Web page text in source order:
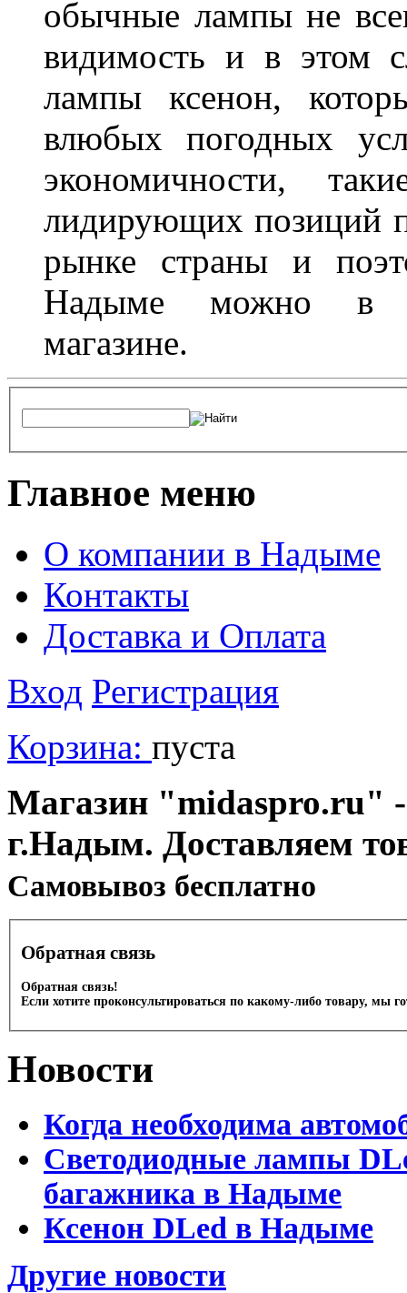
обычные лампы не
видимость и в этом
лампы ксенон,
влюбых погодных
экономичности,
лидирующих позиций
рынке страны и
Надыме можно в
магазине.
Главное меню
О компании в Надыме
Контакты
Доставка и Оплата
Вход Регистрация
Корзина: пуста
Магазин "midaspro.ru" -
г.Надым. Доставляем
Cамовывоз бесплатно
Обратная связь
Обратная связь!
Если хотите проконсультироваться по какому-либо товару, мы
Новости
Когда необходима
Светодиодные лампы
багажника в Надыме
Ксенон DLed в Надыме
Другие новости